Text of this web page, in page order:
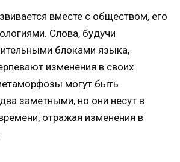
вместе с обществом, его
Слова, будучи
блоками языка,
изменения в своих
могут быть
заметными, но они несут в
отражая изменения в